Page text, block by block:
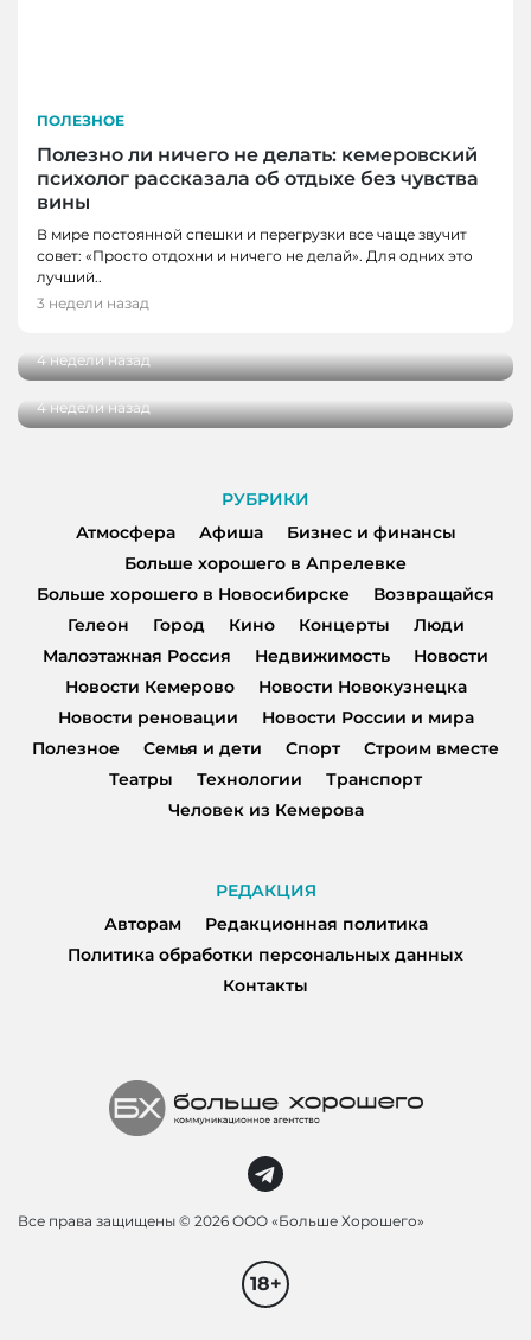
ПОЛЕЗНОЕ
Полезно ли ничего не делать: кемеровский
психолог рассказала об отдыхе без чувства
вины
В мире постоянной спешки и перегрузки все чаще звучит
совет: «Просто отдохни и ничего не делай». Для одних это
лучший..
3 недели назад
ГОРОД, НОВОСТИ, НОВОСТИ КЕМЕРОВО
«Родная нить» в Кемерове: репортаж с
4 недели назад
ГОРОД
встречает импрессионизм
4 недели назад
РУБРИКИ
Атмосфера
Афиша
Бизнес и финансы
Больше хорошего в Апрелевке
Больше хорошего в Новосибирске
Возвращайся
Гелеон
Город Кино Концерты
Люди
Малоэтажная Россия
Недвижимость
Новости
Новости Кемерово
Новости Новокузнецка
Новости реновации
Новости России и мира
Полезное
Семья и дети Спорт
Строим вместе
Театры
Технологии
Транспорт
Человек из Кемерова
РЕДАКЦИЯ
Авторам
Редакционная политика
Политика обработки персональных данных
Контакты
Все права защищены © 2026 ООО «Больше Хорошего»
18+